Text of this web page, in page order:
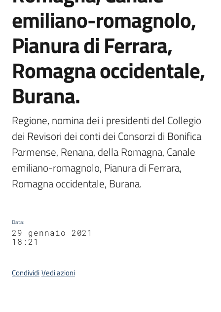
Seguici
su
emiliano-romagnolo,
Pianura di Ferrara,
Romagna occidentale,
Burana.
Regione, nomina dei i presidenti del Collegio
dei Revisori dei conti dei Consorzi di Bonifica
Parmense, Renana, della Romagna, Canale
emiliano-romagnolo, Pianura di Ferrara,
Romagna occidentale, Burana.
Data:
29 gennaio 2021
18:21
CondividiVedi azioni